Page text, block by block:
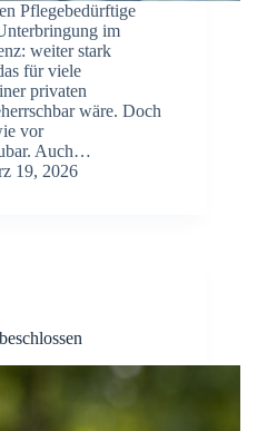
Pflegebedürftige
im
weiter stark
für viele
privaten
wäre. Doch
vor
Auch…
19, 2026